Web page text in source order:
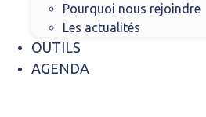
Pourquoi nous rejoindre
Les actualités
OUTILS
AGENDA